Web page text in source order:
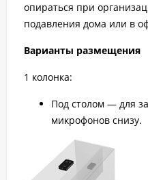
опираться при
подавления дома или в
Варианты размещения
1 колонка:
Под столом — для
микрофонов снизу.